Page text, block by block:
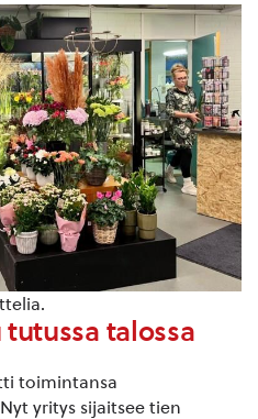
talossa
toimintansa
yritys sijaitsee tien